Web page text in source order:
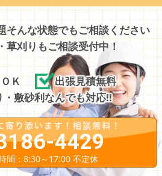
そんな状態でもご相談ください
草刈りもご相談受付中！
Ｋ
出張見積無料
敷砂利なんでも対応!!
4429
間：8:30～17:00 不定休